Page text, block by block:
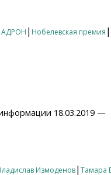
АДРОН | Нобелевская премия |
18.03.2019 —
Измоденов| Тамара